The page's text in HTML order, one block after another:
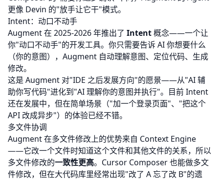
更像 Devin 的"放手让它干"模式。
Intent：动口不动手
Augment 在 2025-2026 年推出了 Intent概念——一个让
你"动口不动手"的开发工具。你只需要告诉 AI 你想要什么
（你的意图），Augment 自动理解意图、定位代码、生成
修改。
这是 Augment 对"IDE 之后发展方向"的愿景——从"AI 辅
助你写代码"进化到"AI 理解你的意图并执行"。目前 Intent
还在发展中，但在简单场景（"加一个登录页面"、"把这个
API 改成异步"）的体验已经不错。
多文件协调
Augment 在多文件修改上的优势来自 Context Engine
——它改一个文件时知道这个文件和其他文件的关系，所以
多文件修改的一致性更高。Cursor Composer 也能做多文
件修改，但在大代码库里经常出现"改了 A 忘了改 B"的遗